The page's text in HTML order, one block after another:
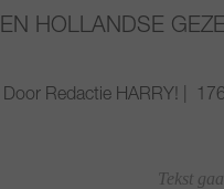
EN HOLLANDSE
Door Redactie HARRY! |
Tekst